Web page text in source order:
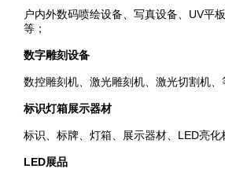
户内外数码喷绘设备、写真设备、UV平
等；
数字雕刻设备
数控雕刻机、激光雕刻机、激光切割机
标识灯箱展示器材
标识、标牌、灯箱、展示器材、LED亮
LED展品